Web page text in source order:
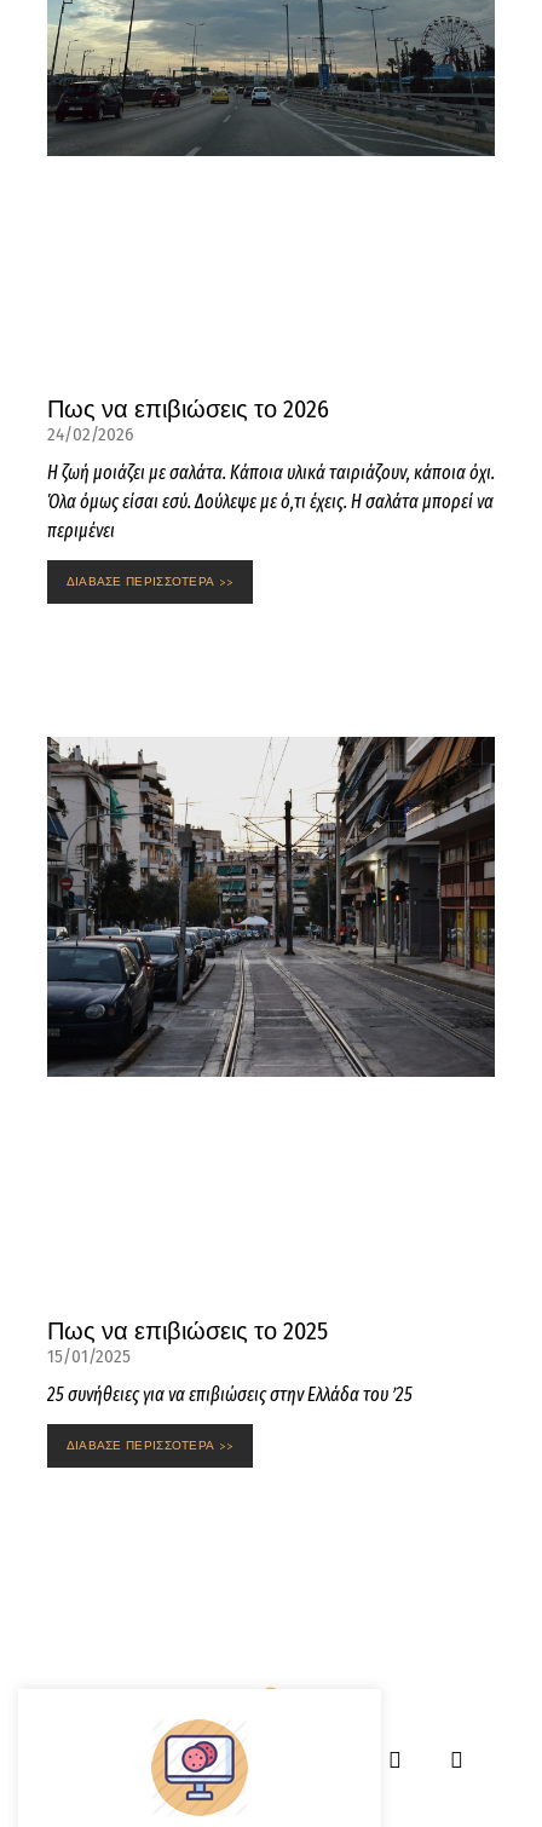
Πως να επιβιώσεις το 2026
24/02/2026
Η ζωή μοιάζει με σαλάτα. Κάποια υλικά ταιριάζουν, κάποια όχι.
Όλα όμως είσαι εσύ. Δούλεψε με ό,τι έχεις. Η σαλάτα μπορεί να
περιμένει
ΔΙΑΒΑΣΕ ΠΕΡΙΣΣΟΤΕΡΑ >>
Πως να επιβιώσεις το 2025
15/01/2025
25 συνήθειες για να επιβιώσεις στην Ελλάδα του ’25
ΔΙΑΒΑΣΕ ΠΕΡΙΣΣΟΤΕΡΑ >>